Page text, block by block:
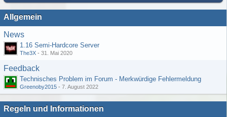
Allgemein
News
1.16 Semi-Hardcore Server
The3X - 31. Mai 2020
Feedback
Technisches Problem im Forum - Merkwürdige Fehlermeldung
Greenoby2015 - 7. August 2022
Regeln und Informationen